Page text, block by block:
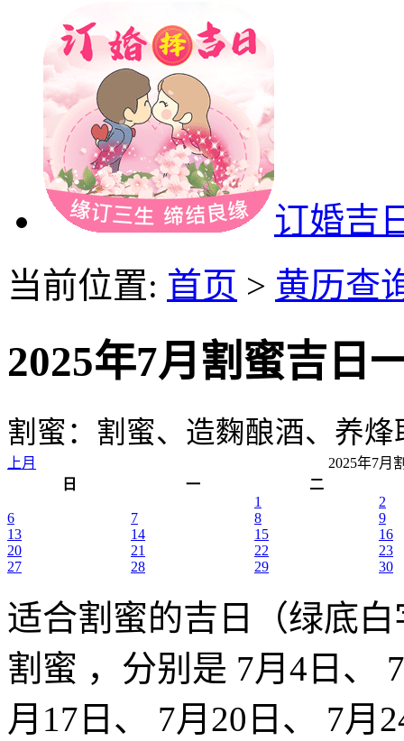
订婚吉
当前位置: 首页 > 黄历查
2025年7月割蜜吉日
割蜜：割蜜、造麴酿酒、养
上月
2025年7月
日
一
二
1
2
6
7 8
9
13
14 15
16
20
21 22
23
27
28 29 30
适合割蜜的吉日（绿底白
割蜜 ，分别是 7月4日、
月17日、 7月20日、 7月